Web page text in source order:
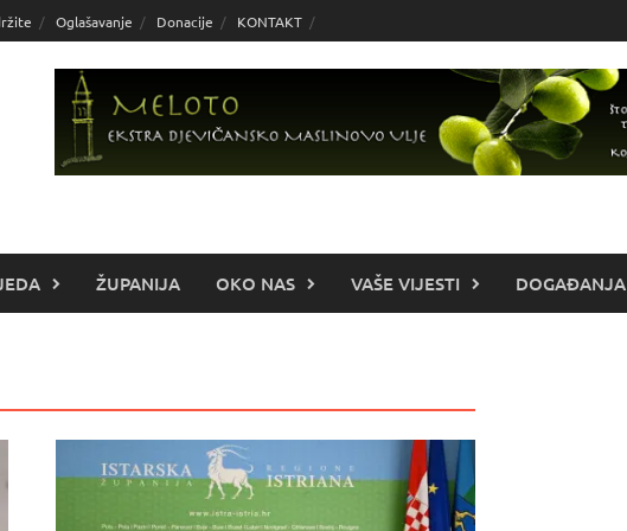
Oglašavanje Donacije KONTAKT
ŽUPANIJA OKO NAS VAŠE VIJESTI DOGAĐANJA